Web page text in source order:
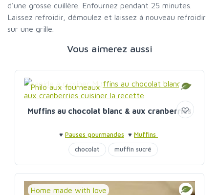
d'une grosse cuillère. Enfournez pendant 25 minutes.
Laissez refroidir, démoulez et laissez à nouveau refroidir
sur une grille.
Vous aimerez aussi
Philo aux fourneaux
Muffins au chocolat blanc & aux cranberries
♥ Pauses gourmandes ♥ Muffins
chocolat
muffin sucré
Home made with love